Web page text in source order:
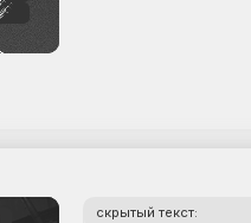
скрытый текст: